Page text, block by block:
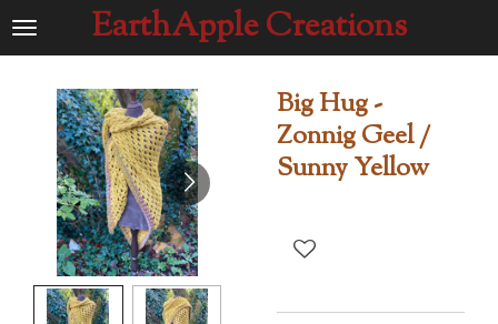
Ga
hoofdinhoud
EarthApple Creations
Big Hug -
Zonnig Geel /
Sunny Yellow